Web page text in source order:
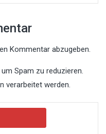
Kommentar abzugeben.
Spam zu reduzieren.
verarbeitet werden.